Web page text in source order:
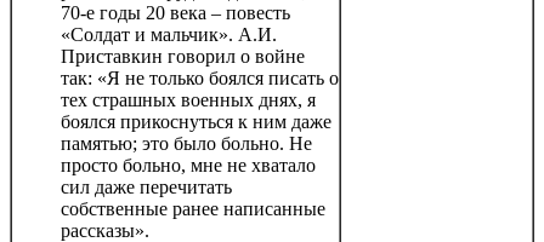
70-е годы 20 века – повесть
«Солдат и мальчик». А.И.
Приставкин говорил о войне
так: «Я не только боялся писать о
тех страшных военных днях, я
боялся прикоснуться к ним даже
памятью; это было больно. Не
просто больно, мне не хватало
сил даже перечитать
собственные ранее написанные
рассказы».